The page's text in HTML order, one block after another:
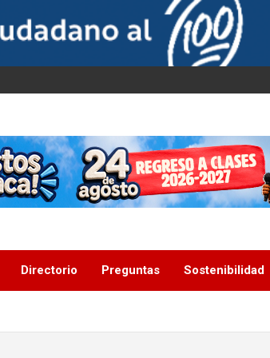
Directorio Preguntas Sostenibilidad